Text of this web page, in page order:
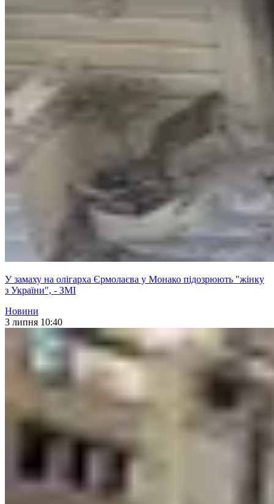
У замаху на олігарха Єрмолаєва у Монако підозрюють "жінку
з України", - ЗМІ
Новини
3 липня 10:40